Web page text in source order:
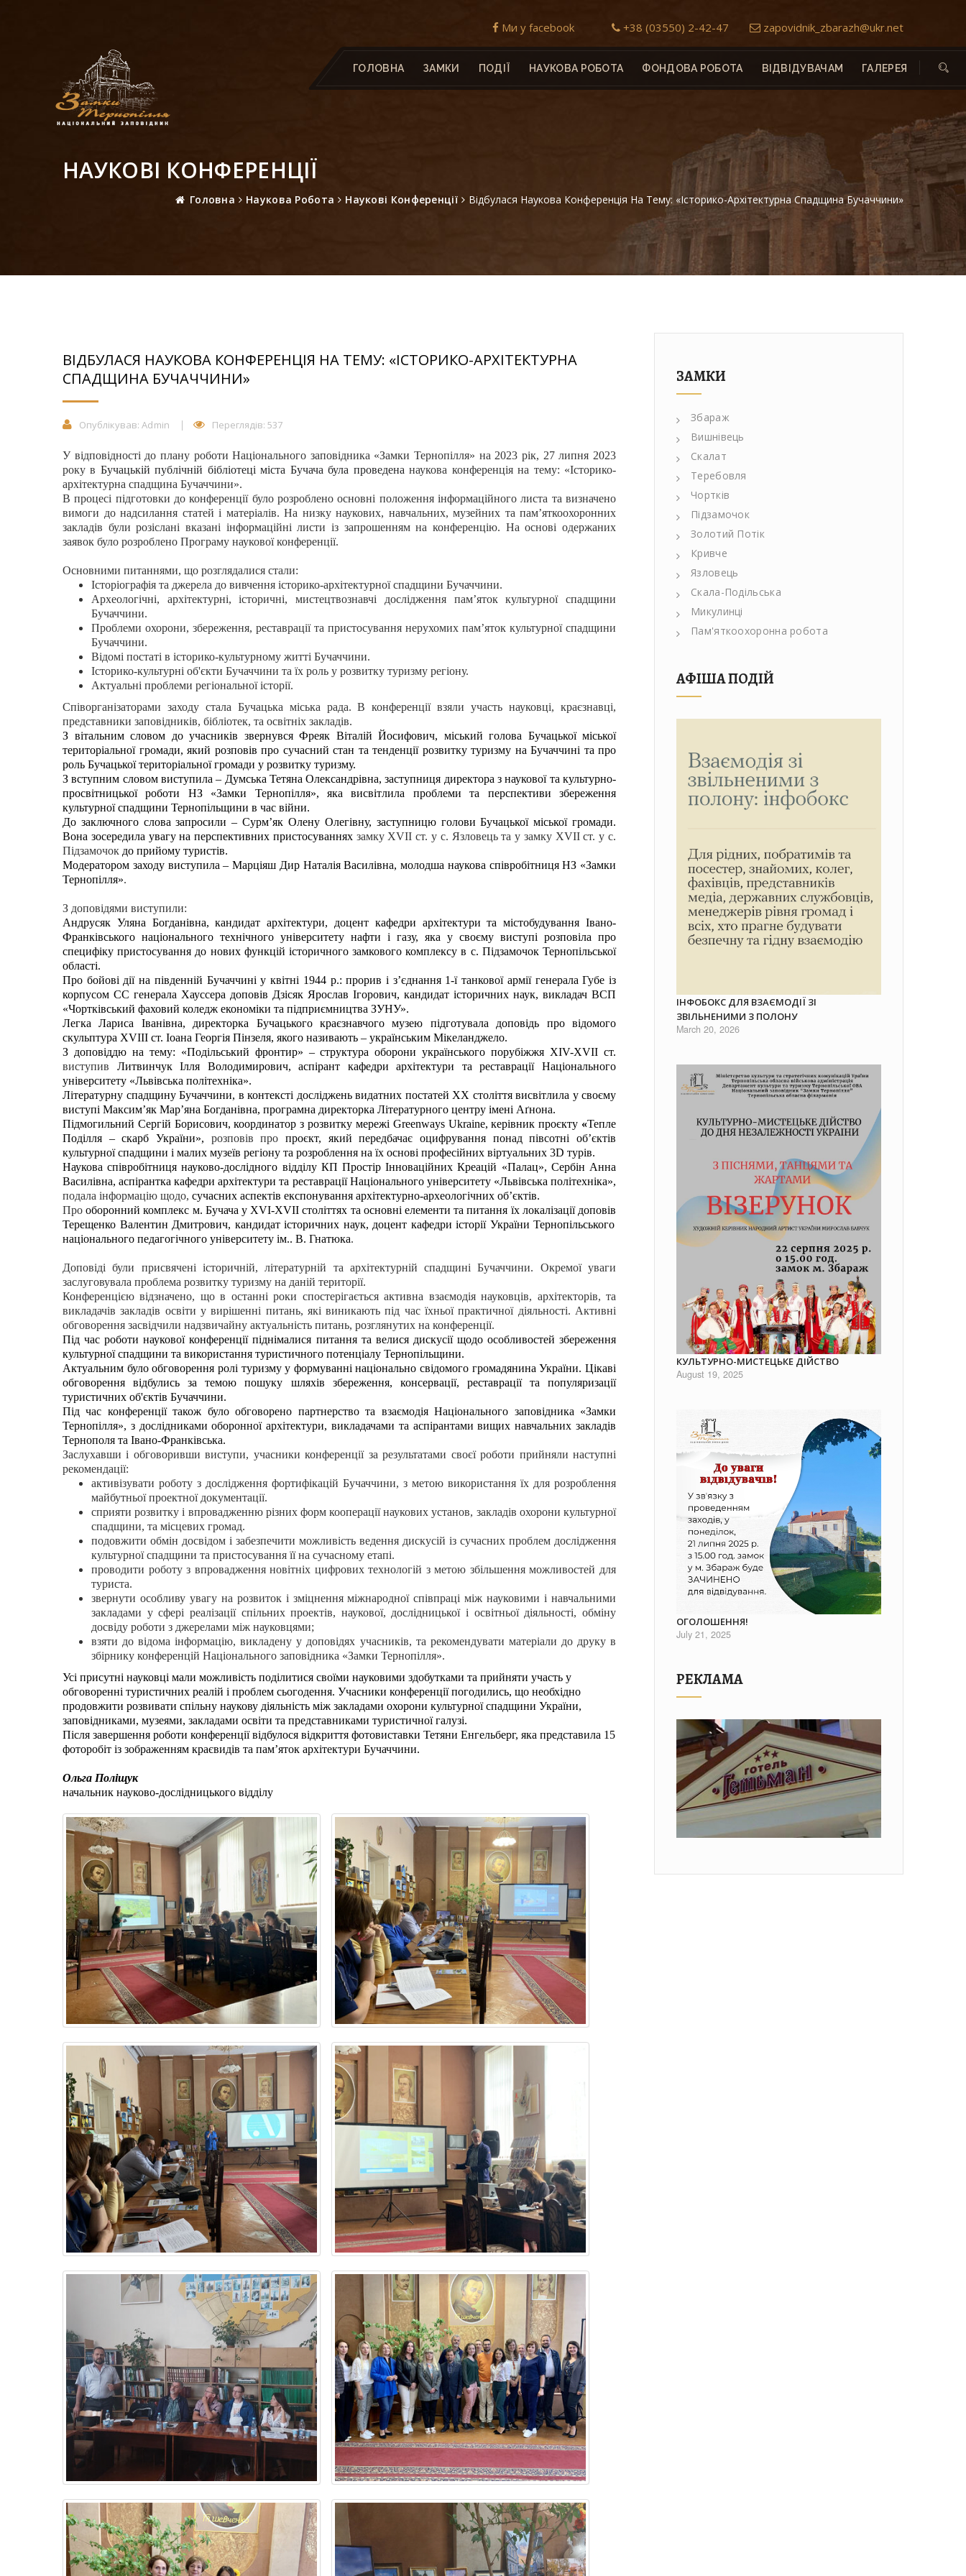
Ми у facebook +38 (03550) 2-42-47 zapovidnik_zbarazh@ukr.net
ГОЛОВНА ЗАМКИ ПОДІЇ НАУКОВА РОБОТА ФОНДОВА РОБОТА ВІДВІДУВАЧАМ ГАЛЕРЕЯ
НАУКОВІ КОНФЕРЕНЦІЇ
Головна Наукова Робота Наукові Конференції Відбулася Наукова Конференція На Тему: «Історико-Архітектурна Спадщина Бучаччини»
ВІДБУЛАСЯ НАУКОВА КОНФЕРЕНЦІЯ НА ТЕМУ: «ІСТОРИКО-АРХІТЕКТУРНА
СПАДЩИНА БУЧАЧЧИНИ»
Опублікував: Admin Переглядів: 537
У відповідності до плану роботи Національного заповідника «Замки Тернопілля» на 2023 рік, 27 липня 2023
року в Бучацькій публічній бібліотеці міста Бучача була проведена наукова конференція на тему: «Історико-
архітектурна спадщина Бучаччини».
В процесі підготовки до конференції було розроблено основні положення інформаційного листа та визначено
вимоги до надсилання статей і матеріалів. На низку наукових, навчальних, музейних та пам’яткоохоронних
закладів були розіслані вказані інформаційні листи із запрошенням на конференцію. На основі одержаних
заявок було розроблено Програму наукової конференції.
Основними питаннями, що розглядалися стали:
Історіографія та джерела до вивчення історико-архітектурної спадщини Бучаччини.
Археологічні, архітектурні, історичні, мистецтвознавчі дослідження пам’яток культурної спадщини
Бучаччини.
Проблеми охорони, збереження, реставрації та пристосування нерухомих пам’яток культурної спадщини
Бучаччини.
Відомі постаті в історико-культурному житті Бучаччини.
Історико-культурні об'єкти Бучаччини та їх роль у розвитку туризму регіону.
Актуальні проблеми регіональної історії.
Співорганізаторами заходу стала Бучацька міська рада. В конференції взяли участь науковці, краєзнавці,
представники заповідників, бібліотек, та освітніх закладів.
З вітальним словом до учасників звернувся Фреяк Віталій Йосифович, міський голова Бучацької міської
територіальної громади, який розповів про сучасний стан та тенденції розвитку туризму на Бучаччині та про
роль Бучацької територіальної громади у розвитку туризму.
З вступним словом виступила – Думська Тетяна Олександрівна, заступниця директора з наукової та культурно-
просвітницької роботи НЗ «Замки Тернопілля», яка висвітлила проблеми та перспективи збереження
культурної спадщини Тернопільщини в час війни.
До заключного слова запросили – Сурм’як Олену Олегівну, заступницю голови Бучацької міської громади.
Вона зосередила увагу на перспективних пристосуваннях замку XVII cт. у с. Язловець та у замку XVII cт. у с.
Підзамочок до прийому туристів.
Модератором заходу виступила – Марціяш Дир Наталія Василівна, молодша наукова співробітниця НЗ «Замки
Тернопілля».
З доповідями виступили:
Андрусяк Уляна Богданівна,кандидат архітектури, доцент кафедри архітектури та містобудування Івано-
Франківського національного технічного університету нафти і газу, яка у своєму виступі розповіла про
специфіку пристосування до нових функцій історичного замкового комплексу в с. Підзамочок Тернопільської
області.
Про бойові дії на південній Бучаччині у квітні 1944 р.: прорив і з’єднання 1-ї танкової армії генерала Губе із
корпусом СС генерала Хауссера доповів Дзісяк Ярослав Ігорович, кандидат історичних наук, викладач ВСП
«Чортківський фаховий коледж економіки та підприємництва ЗУНУ».
Легка Лариса Іванівна, директорка Бучацького краєзнавчого музею підготувала доповідь про відомого
скульптура XVIIІ ст. Іоана Георгія Пінзеля, якого називають – українським Мікеланджело.
З доповіддю на тему: «Подільський фронтир» – структура оборони українського порубіжжя XIV-XVII ст.
виступив Литвинчук Ілля Володимирович,аспірант кафедри архітектури та реставрації Національного
університету «Львівська політехніка».
Літературну спадщину Бучаччини, в контексті досліджень видатних постатей ХХ століття висвітлила у своєму
виступі Максим’як Мар’яна Богданівна, програмна директорка Літературного центру імені Аґнона.
Підмогильний Сергій Борисович,координатор з розвитку мережі Greenways Ukraine, керівник проєкту «Тепле
Поділля – скарб України», розповів пропроєкт, який передбачає оцифрування понад півсотні об’єктів
культурної спадщини і малих музеїв регіону та розроблення на їх основі професійних віртуальних 3D турів.
Наукова співробітниця науково-дослідного відділу КП Простір Інноваційних Креацій «Палац», Сербін Анна
Василівна, аспірантка кафедри архітектури та реставрації Національного університету «Львівська політехніка»,
подала інформацію щодо, сучасних аспектів експонування архітектурно-археологічних об’єктів.
Прооборонний комплекс м. Бучача у ХVI-XVII століттях та основні елементи та питання їх локалізації доповів
Терещенко Валентин Дмитрович, кандидат історичних наук, доцент кафедри історії України Тернопільського
національного педагогічного університету ім.. В. Гнатюка.
Доповіді були присвячені історичній, літературній та архітектурній спадщині Бучаччини. Окремої уваги
заслуговувала проблема розвитку туризму на даній території.
Конференцією відзначено, що в останні роки спостерігається активна взаємодія науковців, архітекторів, та
викладачів закладів освіти у вирішенні питань, які виникають під час їхньої практичної діяльності. Активні
обговорення засвідчили надзвичайну актуальність питань, розглянутих на конференції.
Під час роботи наукової конференції піднімалися питання та велися дискусії щодо особливостей збереження
культурної спадщини та використання туристичного потенціалу Тернопільщини.
Актуальним було обговорення ролі туризму у формуванні національно свідомого громадянина України. Цікаві
обговорення відбулись за темою пошуку шляхів збереження, консервації, реставрації та популяризації
туристичних об'єктів Бучаччини.
Під час конференції також було обговорено партнерство та взаємодія Національного заповідника «Замки
Тернопілля», з дослідниками оборонної архітектури, викладачами та аспірантами вищих навчальних закладів
Тернополя та Івано-Франківська.
Заслухавши і обговоривши виступи, учасники конференції за результатами своєї роботи прийняли наступні
рекомендації:
активізувати роботу з дослідження фортифікацій Бучаччини, з метою використання їх для розроблення
майбутньої проектної документації.
сприяти розвитку і впровадженню різних форм кооперації наукових установ, закладів охорони культурної
спадщини, та місцевих громад.
подовжити обмін досвідом і забезпечити можливість ведення дискусій із сучасних проблем дослідження
культурної спадщини та пристосування її на сучасному етапі.
проводити роботу з впровадження новітніх цифрових технологій з метою збільшення можливостей для
туриста.
звернути особливу увагу на розвиток і зміцнення міжнародної співпраці між науковими і навчальними
закладами у сфері реалізації спільних проектів, наукової, дослідницької і освітньої діяльності, обміну
досвіду роботи з джерелами між науковцями;
взяти до відома інформацію, викладену у доповідях учасників, та рекомендувати матеріали до друку в
збірнику конференцій Національного заповідника «Замки Тернопілля».
Усі присутні науковці мали можливість поділитися своїми науковими здобутками та прийняти участь у
обговоренні туристичних реалій і проблем сьогодення. Учасники конференції погодились, що необхідно
продовжити розвивати спільну наукову діяльність між закладами охорони культурної спадщини України,
заповідниками, музеями, закладами освіти та представниками туристичної галузі.
Після завершення роботи конференції відбулося відкриття фотовиставки Тетяни Енгельберг, яка представила 15
фоторобіт із зображенням краєвидів та пам’яток архітектури Бучаччини.
Ольга Поліщук
начальник науково-дослідницького відділу
ЗАМКИ
Збараж
Вишнівець
Скалат
Теребовля
Чортків
Підзамочок
Золотий Потік
Кривче
Язловець
Скала-Подільська
Микулинці
Пам'яткоохоронна робота
АФІША ПОДІЙ
ІНФОБОКС ДЛЯ ВЗАЄМОДІЇ ЗІ
ЗВІЛЬНЕНИМИ З ПОЛОНУ
March 20, 2026
КУЛЬТУРНО-МИСТЕЦЬКЕ ДІЙСТВО
August 19, 2025
ОГОЛОШЕННЯ!
July 21, 2025
РЕКЛАМА